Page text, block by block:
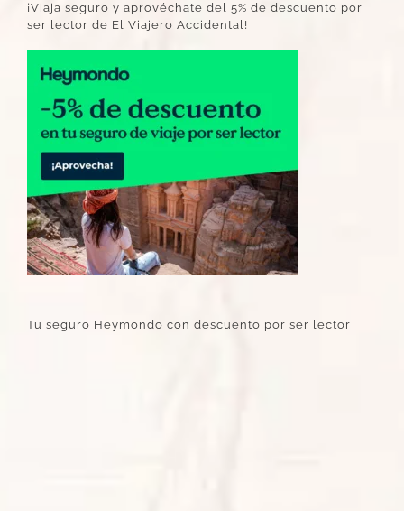
¡Viaja seguro y aprovéchate del 5% de descuento por
ser lector de El Viajero Accidental!
Tu seguro Heymondo con descuento por ser lector